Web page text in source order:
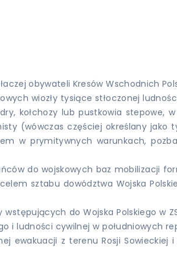
obywateli Kresów Wschodnich
wiozły tysiące stłoczonej
kołchozy lub pustkowia stepowe,
(wówczas częściej określany
w prymitywnych warunkach,
do wojskowych baz mobilizacji
sztabu dowództwa Wojska
do Wojska Polskiego w
i ludności cywilnej w południowych
ewakuacji z terenu Rosji